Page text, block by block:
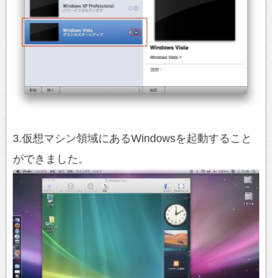
3.仮想マシン領域にあるWindowsを起動すること
ができました。